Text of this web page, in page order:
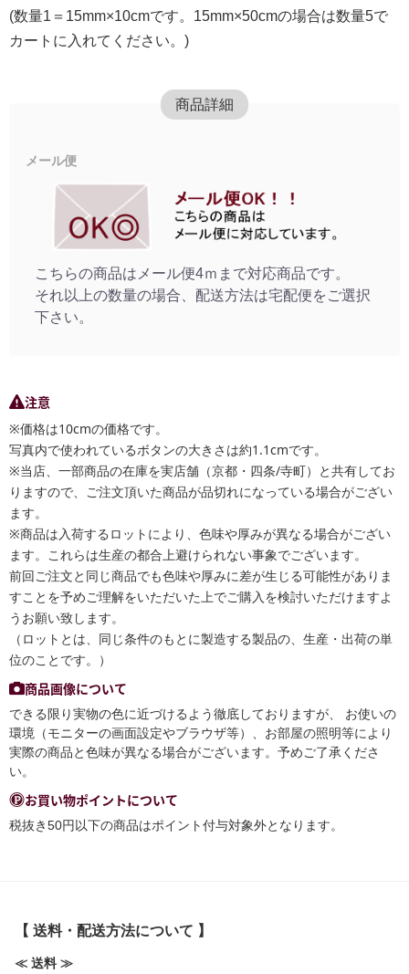
(数量1＝15mm×10cmです。15mm×50cmの場合は数量5で
カートに入れてください。)
商品詳細
メール便
こちらの商品はメール便4ｍまで対応商品です。
それ以上の数量の場合、配送方法は宅配便をご選択
下さい。
注意
※価格は10cmの価格です。
写真内で使われているボタンの大きさは約1.1cmです。
※当店、一部商品の在庫を実店舗（京都・四条/寺町）と共有してお
りますので、ご注文頂いた商品が品切れになっている場合がござい
ます。
※商品は入荷するロットにより、色味や厚みが異なる場合がござい
ます。これらは生産の都合上避けられない事象でございます。
前回ご注文と同じ商品でも色味や厚みに差が生じる可能性がありま
すことを予めご理解をいただいた上でご購入を検討いただけますよ
うお願い致します。
（ロットとは、同じ条件のもとに製造する製品の、生産・出荷の単
位のことです。）
商品画像について
できる限り実物の色に近づけるよう徹底しておりますが、 お使いの
環境（モニターの画面設定やブラウザ等）、お部屋の照明等により
実際の商品と色味が異なる場合がございます。予めご了承くださ
い。
お買い物ポイントについて
税抜き50円以下の商品はポイント付与対象外となります。
【 送料・配送方法について 】
≪ 送料 ≫